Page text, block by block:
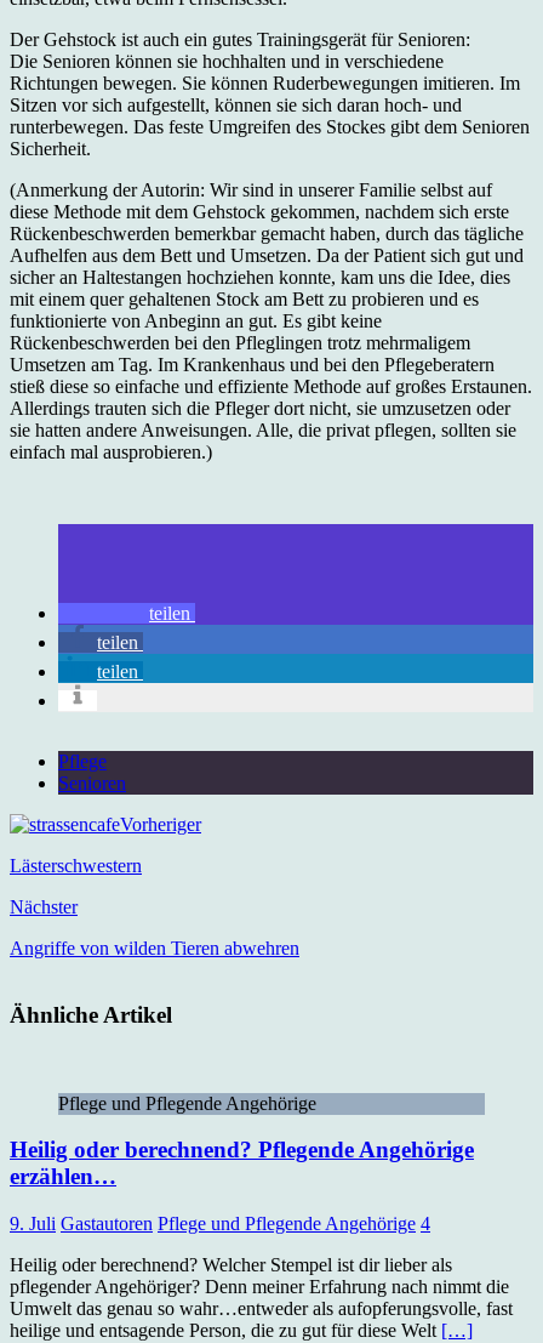
Der Gehstock ist auch ein gutes Trainingsgerät für Senioren:
Die Senioren können sie hochhalten und in verschiedene
Richtungen bewegen. Sie können Ruderbewegungen imitieren. Im
Sitzen vor sich aufgestellt, können sie sich daran hoch- und
runterbewegen. Das feste Umgreifen des Stockes gibt dem Senioren
Sicherheit.
(Anmerkung der Autorin: Wir sind in unserer Familie selbst auf
diese Methode mit dem Gehstock gekommen, nachdem sich erste
Rückenbeschwerden bemerkbar gemacht haben, durch das tägliche
Aufhelfen aus dem Bett und Umsetzen. Da der Patient sich gut und
sicher an Haltestangen hochziehen konnte, kam uns die Idee, dies
mit einem quer gehaltenen Stock am Bett zu probieren und es
funktionierte von Anbeginn an gut. Es gibt keine
Rückenbeschwerden bei den Pfleglingen trotz mehrmaligem
Umsetzen am Tag. Im Krankenhaus und bei den Pflegeberatern
stieß diese so einfache und effiziente Methode auf großes Erstaunen.
Allerdings trauten sich die Pfleger dort nicht, sie umzusetzen oder
sie hatten andere Anweisungen. Alle, die privat pflegen, sollten sie
einfach mal ausprobieren.)
teilen
teilen
teilen
Pflege
Senioren
Vorheriger
Lästerschwestern
Nächster
Angriffe von wilden Tieren abwehren
Ähnliche Artikel
Pflege und Pflegende Angehörige
Heilig oder berechnend? Pflegende Angehörige
erzählen…
9. Juli Gastautoren Pflege und Pflegende Angehörige 4
Heilig oder berechnend? Welcher Stempel ist dir lieber als
pflegender Angehöriger? Denn meiner Erfahrung nach nimmt die
Umwelt das genau so wahr…entweder als aufopferungsvolle, fast
heilige und entsagende Person, die zu gut für diese Welt […]